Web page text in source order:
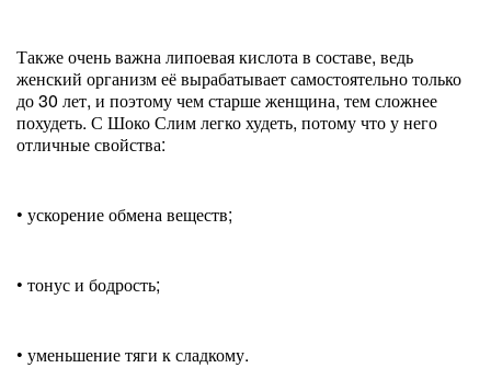
Также очень важна липоевая кислота в составе, ведь
женский организм её вырабатывает самостоятельно только
до 30 лет, и поэтому чем старше женщина, тем сложнее
похудеть. С Шоко Слим легко худеть, потому что у него
отличные свойства:
• ускорение обмена веществ;
• тонус и бодрость;
• уменьшение тяги к сладкому.